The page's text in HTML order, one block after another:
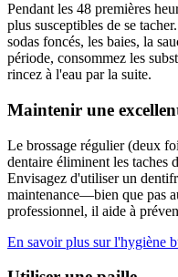
Pendant les 48 premières
plus susceptibles de se
sodas foncés, les baies, la
période, consommez les
rincez à l'eau par la suite.
Maintenir une
Le brossage régulier (deux
dentaire éliminent les taches
Envisagez d'utiliser un
maintenance—bien que pas
professionnel, il aide à
En savoir plus sur l'hygiène